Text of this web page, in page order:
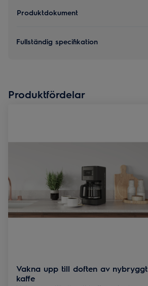
Produktdokument
Fullständig specifikation
Produktfördelar
Vakna upp till doften av nybryggt
kaffe